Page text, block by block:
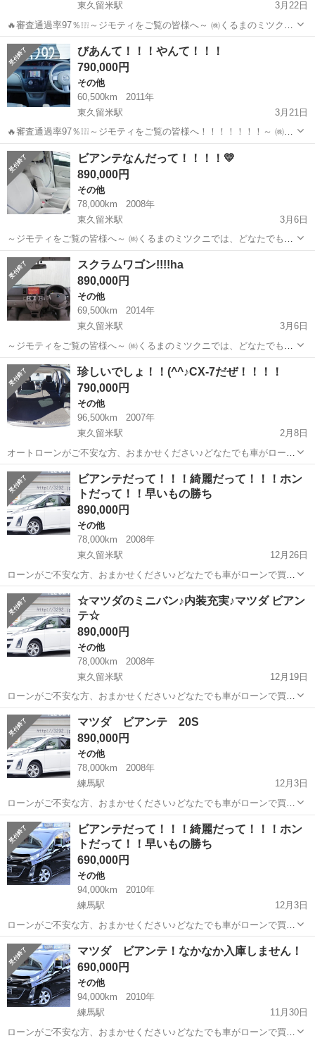
東久留米駅
3月22日
🔥審査通過率97％❕❕❕～ジモティをご覧の皆様へ～ ㈱くるまのミツクニ
では、どなた様でもローンで車がご購入いただけます!!! ☆関東圏内12
東京 練馬区 東久留米駅 その他
びあんて！！！やんて！！！
790,000円
その他
60,500km
2011年
東久留米駅
3月21日
🔥審査通過率97％❕❕❕～ジモティをご覧の皆様へ！！！！！！！～ ㈱く
るまのミツクニでは、どなた様でもローンで車がご購入いただけま
す!!! ☆関東圏内12店舗を運営～自社ローン専門の中古車販売店です。
...
東京 練馬区 東久留米駅 ミツクニ
ビアンテなんだって！！！！💛
890,000円
その他
78,000km
2008年
東久留米駅
3月6日
～ジモティをご覧の皆様へ～ ㈱くるまのミツクニでは、どなたでも車
がローンで買えます!!! 関東圏内12店舗を運営～自社ローン専門の中古
車販売店です。 ☆オートローンがご不安な方、おまかせください‼
👍...
東京 練馬区 東久留米駅
スクラムワゴン!!!!ha
890,000円
その他
69,500km
2014年
東久留米駅
3月6日
～ジモティをご覧の皆様へ～ ㈱くるまのミツクニでは、どなたでも車
がローンで買えます!!! 関東圏内12店舗を運営～自社ローン専門の中古
車販売店です。 ☆オートローンがご不安な方、おまかせください‼
👍...
東京 練馬区
珍しいでしょ！！(^^♪CX-7だぜ！！！！
790,000円
その他
96,500km
2007年
東久留米駅
2月8日
オートローンがご不安な方、おまかせください♪どなたでも車がローン
で買えます!!! こちら自社ローン専門の中古車販売店です！！！ 🤩 ど
なたでもローン対応可能 🤩 ①勤続年数
の短い方 ...
東京 練馬区 東久留米駅
ビアンテだって！！！綺麗だって！！！ホン
トだって！！早いもの勝ち
890,000円
その他
78,000km
2008年
東久留米駅
12月26日
ローンがご不安な方、おまかせください♪どなたでも車がローンで買え
ます!!! こちら自社ローン専門の中古車販売店です。 🔻どなたでもロー
ン対応可能🔻 ①勤続年数の短い
方 ②自営...
東京 練馬区 東久留米駅
☆マツダのミニバン♪内装充実♪マツダ ビアン
テ☆
890,000円
その他
78,000km
2008年
東久留米駅
12月19日
ローンがご不安な方、おまかせください♪どなたでも車がローンで買え
ます!!! こちら自社ローン専門の中古車販売店です。 🔻どなたでもロー
ン対応可能🔻 ①勤続年数の短い方 ②自営業の方 ③パ
ートをさ...
東京 練馬区 東久留米駅 その他 ローン
マツダ ビアンテ 20S
890,000円
その他
78,000km
2008年
練馬駅
12月3日
ローンがご不安な方、おまかせください♪どなたでも車がローンで買え
ます!!! こちら自社ローン専門の中古車販売店です。 🔻どなたでもロー
ン対応可能🔻 ①勤続年数の短い方 ②自営業の方 ③パ
ートをさ...
東京 練馬区 ローン
ビアンテだって！！！綺麗だって！！！ホン
トだって！！早いもの勝ち
690,000円
その他
94,000km
2010年
練馬駅
12月3日
ローンがご不安な方、おまかせください♪どなたでも車がローンで買え
ます! こちら自社ローン専門の中古車販売店です。 🔻どなたでもロー
ン対応可能🔻 ①勤続年数の短い方 ②自営業の方 ③パ
ートをされる...
東京 練馬区 練馬駅
マツダ ビアンテ！なかなか入庫しません！
690,000円
その他
94,000km
2010年
練馬駅
11月30日
ローンがご不安な方、おまかせください♪どなたでも車がローンで買え